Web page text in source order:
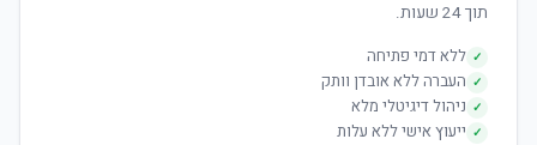
תוך 24 שעות.
✓ ללא דמי פתיחה
✓ העברה ללא אובדן וותק
✓ ניהול דיגיטלי מלא
✓ ייעוץ אישי ללא עלות